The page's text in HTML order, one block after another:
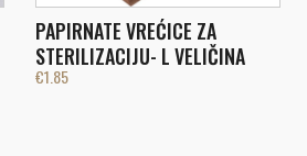
PAPIRNATE VREĆICE ZA
STERILIZACIJU- L VELIČINA
€1.85